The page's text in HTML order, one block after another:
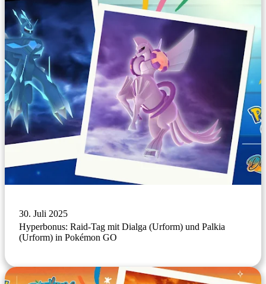
30. Juli 2025
Hyperbonus: Raid-Tag mit Dialga (Urform) und Palkia
(Urform) in Pokémon GO